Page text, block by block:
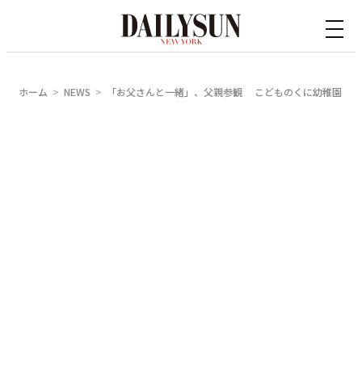
ホーム NEWS 「お父さんと一緒」、父親参観 こどものくに幼稚園